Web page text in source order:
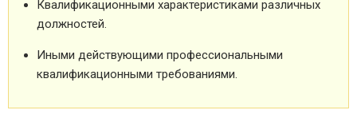
Квалификационными характеристиками различных
должностей.
Иными действующими профессиональными
квалификационными требованиями.